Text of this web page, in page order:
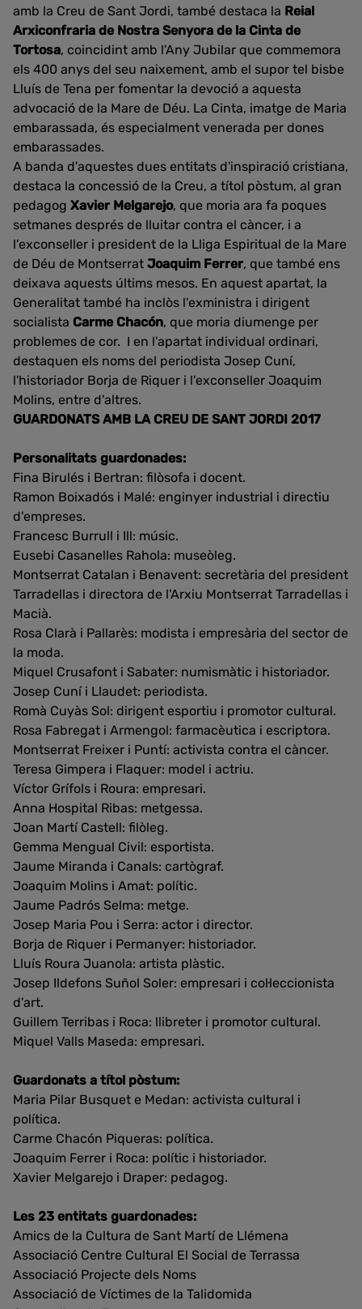
amb la Creu de Sant Jordi, també destaca la Reial
Arxiconfraria de Nostra Senyora de la Cinta de
Tortosa, coincidint amb l'Any Jubilar que commemora
els 400 anys del seu naixement, amb el supor tel bisbe
Lluís de Tena per fomentar la devoció a aquesta
advocació de la Mare de Déu. La Cinta, imatge de Maria
embarassada, és especialment venerada per dones
embarassades.
A banda d'aquestes dues entitats d'inspiració cristiana,
destaca la concessió de la Creu, a títol pòstum, al gran
pedagog Xavier Melgarejo, que moria ara fa poques
setmanes després de lluitar contra el càncer, i a
l'exconseller i president de la Lliga Espiritual de la Mare
de Déu de Montserrat Joaquim Ferrer, que també ens
deixava aquests últims mesos. En aquest apartat, la
Generalitat també ha inclòs l'exministra i dirigent
socialista Carme Chacón, que moria diumenge per
problemes de cor. I en l'apartat individual ordinari,
destaquen els noms del periodista Josep Cuní,
l'historiador Borja de Riquer i l'exconseller Joaquim
Molins, entre d'altres.
GUARDONATS AMB LA CREU DE SANT JORDI 2017
Personalitats guardonades:
Fina Birulés i Bertran: filòsofa i docent.
Ramon Boixadós i Malé: enginyer industrial i directiu
d'empreses.
Francesc Burrull i Ill: músic.
Eusebi Casanelles Rahola: museòleg.
Montserrat Catalan i Benavent: secretària del president
Tarradellas i directora de l'Arxiu Montserrat Tarradellas i
Macià.
Rosa Clarà i Pallarès: modista i empresària del sector de
la moda.
Miquel Crusafont i Sabater: numismàtic i historiador.
Josep Cuní i Llaudet: periodista.
Romà Cuyàs Sol: dirigent esportiu i promotor cultural.
Rosa Fabregat i Armengol: farmacèutica i escriptora.
Montserrat Freixer i Puntí: activista contra el càncer.
Teresa Gimpera i Flaquer: model i actriu.
Víctor Grífols i Roura: empresari.
Anna Hospital Ribas: metgessa.
Joan Martí Castell: filòleg.
Gemma Mengual Civil: esportista.
Jaume Miranda i Canals: cartògraf.
Joaquim Molins i Amat: polític.
Jaume Padrós Selma: metge.
Josep Maria Pou i Serra: actor i director.
Borja de Riquer i Permanyer: historiador.
Lluís Roura Juanola: artista plàstic.
Josep Ildefons Suñol Soler: empresari i col·leccionista
d'art.
Guillem Terribas i Roca: llibreter i promotor cultural.
Miquel Valls Maseda: empresari.
Guardonats a títol pòstum:
Maria Pilar Busquet e Medan: activista cultural i
política.
Carme Chacón Piqueras: política.
Joaquim Ferrer i Roca: polític i historiador.
Xavier Melgarejo i Draper: pedagog.
Les 23 entitats guardonades:
Amics de la Cultura de Sant Martí de Llémena
Associació Centre Cultural El Social de Terrassa
Associació Projecte dels Noms
Associació de Víctimes de la Talidomida